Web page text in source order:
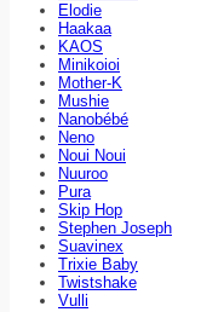
Elodie
Haakaa
KAOS
Minikoioi
Mother-K
Mushie
Nanobébé
Neno
Noui Noui
Nuuroo
Pura
Skip Hop
Stephen Joseph
Suavinex
Trixie Baby
Twistshake
Vulli